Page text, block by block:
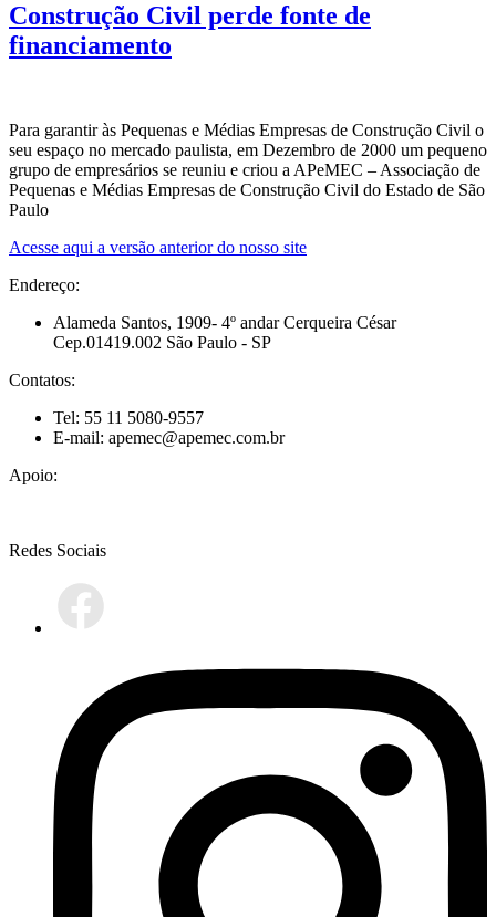
Construção Civil perde fonte de
financiamento
Para garantir às Pequenas e Médias Empresas de Construção Civil o
seu espaço no mercado paulista, em Dezembro de 2000 um pequeno
grupo de empresários se reuniu e criou a APeMEC – Associação de
Pequenas e Médias Empresas de Construção Civil do Estado de São
Paulo
Acesse aqui a versão anterior do nosso site
Endereço:
Alameda Santos, 1909- 4º andar Cerqueira César
Cep.01419.002 São Paulo - SP
Contatos:
Tel: 55 11 5080-9557
E-mail: apemec@apemec.com.br
Apoio:
Redes Sociais